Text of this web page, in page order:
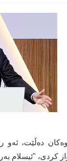
دەڵێت، ئەو
کردی، "ئیسلام